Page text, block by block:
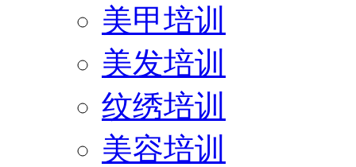
美甲培训
美发培训
纹绣培训
美容培训